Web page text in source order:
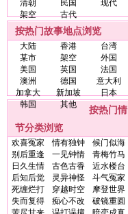
清朝
民国
现代
架空
古代
按热门故事地点浏览
大陆 香港
台湾
某市
架空
外国
美国
英国
法国
澳洲
德国
意大利
加拿大
新加坡
日本
韩国
其他
按热门情
节分类浏览
欢喜冤家 情有独钟
候门似海
别后重逢
一见钟情
青梅竹马
日久生情
古色古香
近水楼台
后知后觉
灵异神怪
斗气冤家
死缠烂打
穿越时空
摩登世界
失而复得
痴心不改
破镜重圆